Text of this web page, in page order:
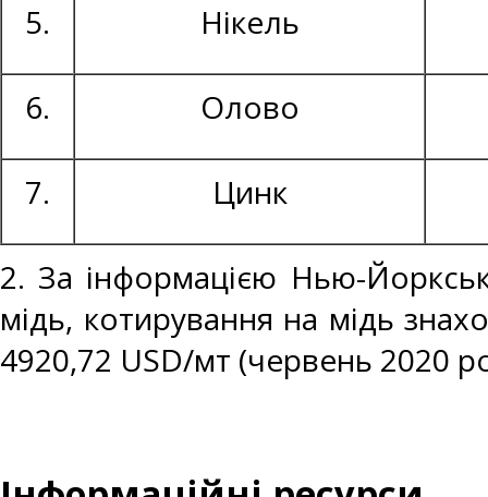
5. Нікель
6. Олово
7. Цинк
2. За інформацією Нью-
мідь, котирування на мідь
4920,72 USD/мт (червень 2020